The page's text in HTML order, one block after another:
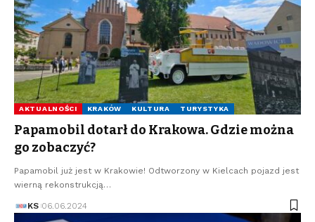
AKTUALNOŚCI KRAKÓW KULTURA TURYSTYKA
Papamobil dotarł do Krakowa. Gdzie można
go zobaczyć?
Papamobil już jest w Krakowie! Odtworzony w Kielcach pojazd jest
wierną rekonstrukcją…
KS 06.06.2024